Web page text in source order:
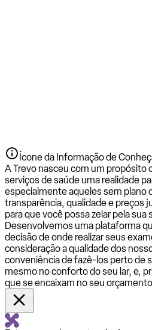
Ícone da Informação de
A Trevo nasceu com um propósito
serviços de saúde uma realidade
especialmente aqueles sem plano
transparência, qualidade e preços
para que você possa zelar pela sua
Desenvolvemos uma plataforma
decisão de onde realizar seus
consideração a qualidade dos
conveniência de fazê-los perto de
mesmo no conforto do seu lar, e,
que se encaixam no seu